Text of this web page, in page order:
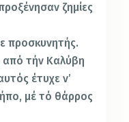
ζημίες
προσκυνητής.
από τήν Καλύβη
έτυχε ν’
μέ τό θάρρος